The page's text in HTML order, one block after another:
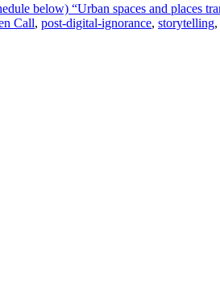
below) “Urban spaces and places
Call, post-digital-ignorance, storytelling,